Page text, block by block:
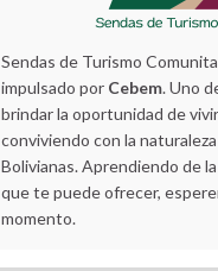
Sendas de Turismo
impulsado por Cebem. Uno
brindar la oportunidad de
conviviendo con la
Bolivianas. Aprendiendo de
que te puede ofrecer,
momento.